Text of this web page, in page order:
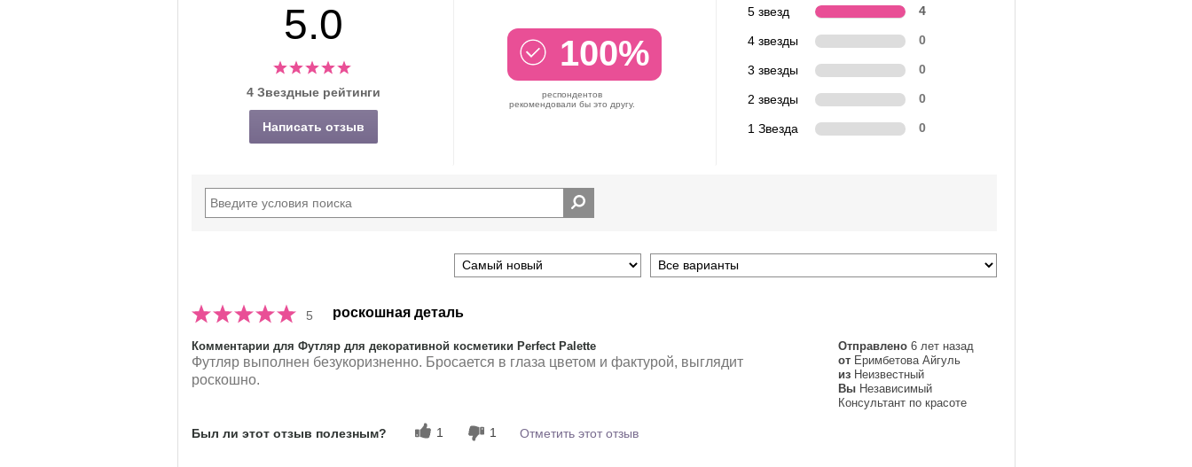
5.0
4 Звездные рейтинги
Написать отзыв
100%
респондентов
рекомендовали бы это другу.
5 звезд 4
4 звезды 0
3 звезды 0
2 звезды 0
1 Звезда 0
5 роскошная деталь
Отправлено 6 лет назад
от Еримбетова Айгуль
из Неизвестный
Вы Независимый
Консультант по красоте
Комментарии для Футляр для декоративной косметики Perfect Palette
Футляр выполнен безукоризненно. Бросается в глаза цветом и фактурой, выглядит
роскошно.
Был ли этот отзыв полезным? 1 1 Отметить этот отзыв